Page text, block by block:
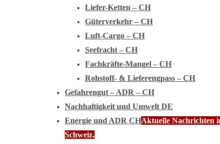
Liefer-Ketten – CH
Güterverkehr – CH
Luft-Cargo – CH
Seefracht – CH
Fachkräfte-Mangel – CH
Rohstoff- & Lieferengpass – CH
Gefahrengut – ADR – CH
Nachhaltigkeit und Umwelt DE
Energie und ADR CHAktuelle Nachrichten
Schweiz.